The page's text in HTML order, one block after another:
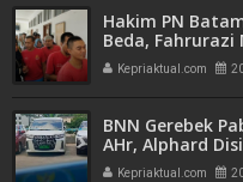
Hakim PN
Beda, Fahrurazi
Azzurah dan
Kepriaktual.com
BNN Gerebek
AHr, Alphard
Mitra Usaha
Kepriaktual.com